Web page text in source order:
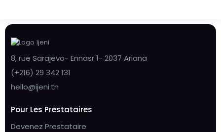
8, rue Sarajevo- Ennasr 1- 2037 Ariana
(+216) 29 342 131
hello@ijeni.tn
Pour Les Prestataires
Devenez Prestataire